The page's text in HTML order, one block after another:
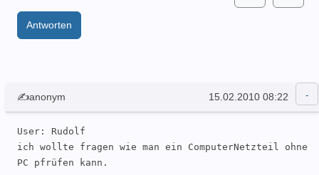
Antworten
✍anonym 15.02.2010 08:22
User: Rudolf
ich wollte fragen wie man ein ComputerNetzteil ohne
PC pfrüfen kann.